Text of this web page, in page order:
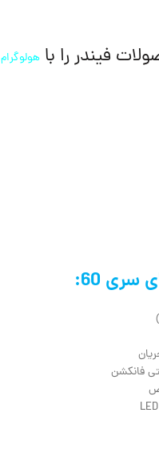
فیندر را باهولوگرام
60: